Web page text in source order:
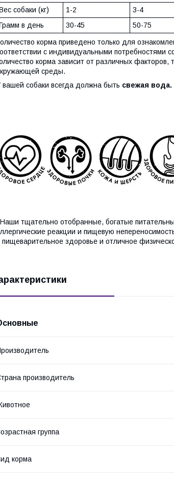
собаки (кг) 1-2 3-4
в день
30-45 50-75
корма приведено только для
с индивидуальными потребностями
корма зависит от различных
среды.
вашей собаки всегда должна быть свежая вода.
Наши тщательно отобранные, богатые
реакции и пищевую
пищеварительное здоровье и отличное
производитель
группа
корма